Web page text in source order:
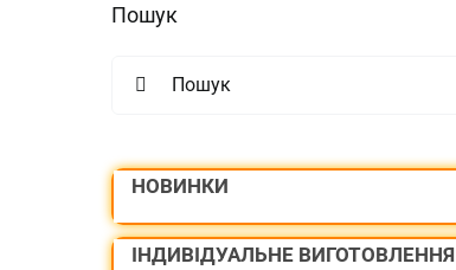
Пошук
НОВИНКИ
ІНДИВІДУАЛЬНЕ ВИГОТОВЛЕННЯ